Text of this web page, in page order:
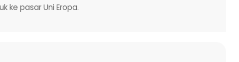
ke pasar Uni Eropa.